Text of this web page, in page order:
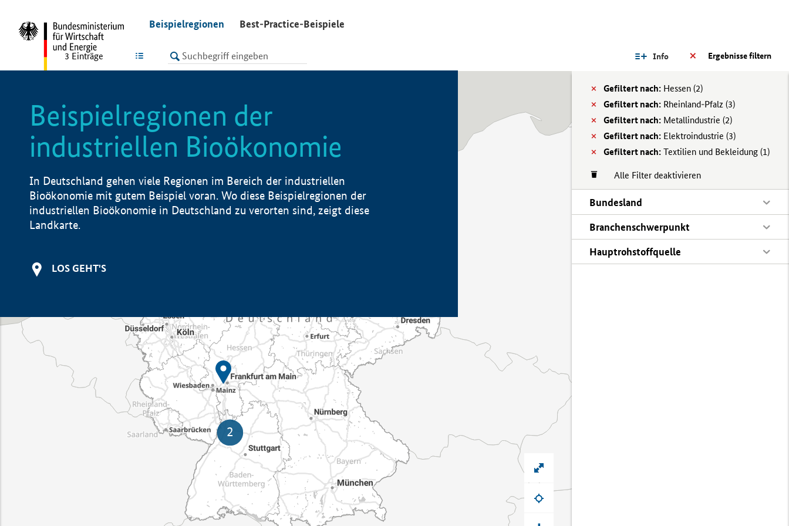
Beispielregionen Best-Practice-Beispiele
LISTE Ergebnisse filtern
Info
Gefiltert nach: Hessen (2)
Gefiltert nach: Rheinland-Pfalz (3)
Gefiltert nach: Metallindustrie (2)
Gefiltert nach: Elektroindustrie (3)
Gefiltert nach: Textilien und Bekleidung (1)
Alle Filter deaktivieren
Bundesland
Branchenschwerpunkt
Hauptrohstoffquelle
3 Einträge
Beispielregionen der
industriellen Bioökonomie
In Deutschland gehen viele Regionen im Bereich der industriellen
Bioökonomie mit gutem Beispiel voran. Wo diese Beispielregionen der
industriellen Bioökonomie in Deutschland zu verorten sind, zeigt diese
Landkarte.
LOS GEHT'S